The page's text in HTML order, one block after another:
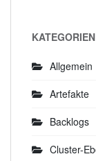
KATEGORIEN
Allgemein
Artefakte
Backlogs
Cluster-